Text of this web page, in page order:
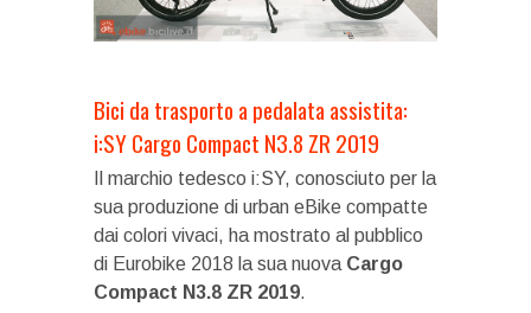
Bici da trasporto a pedalata assistita:
i:SY Cargo Compact N3.8 ZR 2019
Il marchio tedesco i:SY, conosciuto per la
sua produzione di urban eBike compatte
dai colori vivaci, ha mostrato al pubblico
di Eurobike 2018 la sua nuova Cargo
Compact N3.8 ZR 2019.